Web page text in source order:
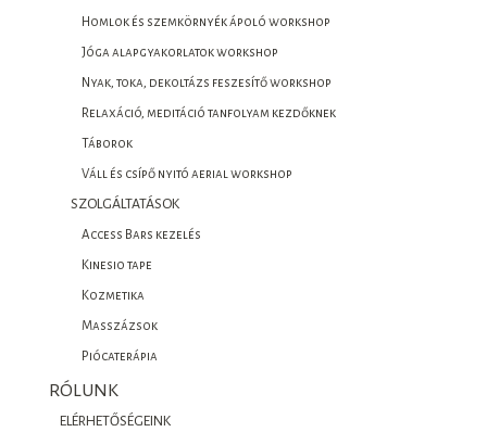
Homlok és szemkörnyék ápoló workshop
Jóga alapgyakorlatok workshop
Nyak, toka, dekoltázs feszesítő workshop
Relaxáció, meditáció tanfolyam kezdőknek
Táborok
Váll és csípő nyitó aerial workshop
SZOLGÁLTATÁSOK
Access Bars kezelés
Kinesio tape
Kozmetika
Masszázsok
Piócaterápia
RÓLUNK
ELÉRHETŐSÉGEINK